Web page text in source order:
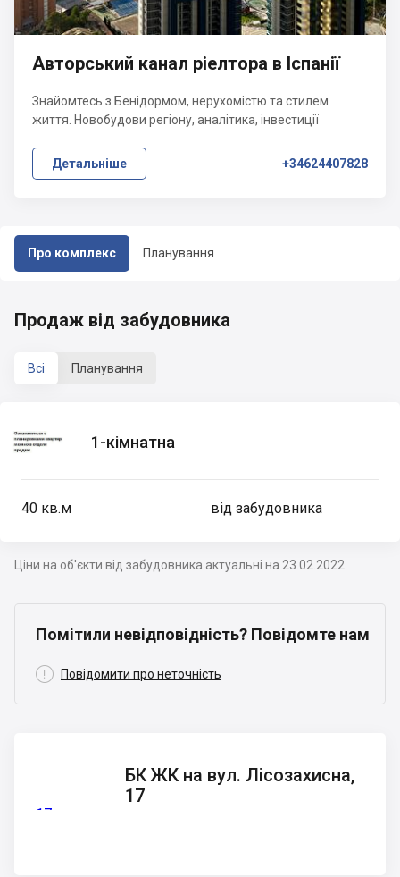
Про комплекс Планування
Авторський канал ріелтора в Іспанії
Знайомтесь з Бенідормом, нерухомістю та стилем
життя. Новобудови регіону, аналітика, інвестиції
Детальніше +34624407828
Продаж від забудовника
Всі Планування
1-кімнатна
40 кв.м від забудовника
Ціни на об'єкти від забудовника актуальні на 23.02.2022
Помітили невідповідність? Повідомте нам
 Повідомити про неточність
17
БК ЖК на вул. Лісозахисна,
17